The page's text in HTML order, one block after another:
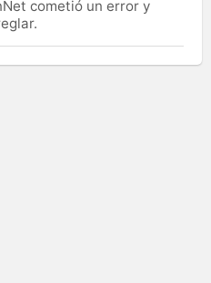
cometió un error y